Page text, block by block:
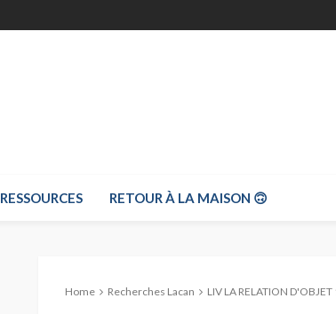
RESSOURCES RETOUR À LA MAISON 🙃
Home Recherches Lacan LIV LA RELATION